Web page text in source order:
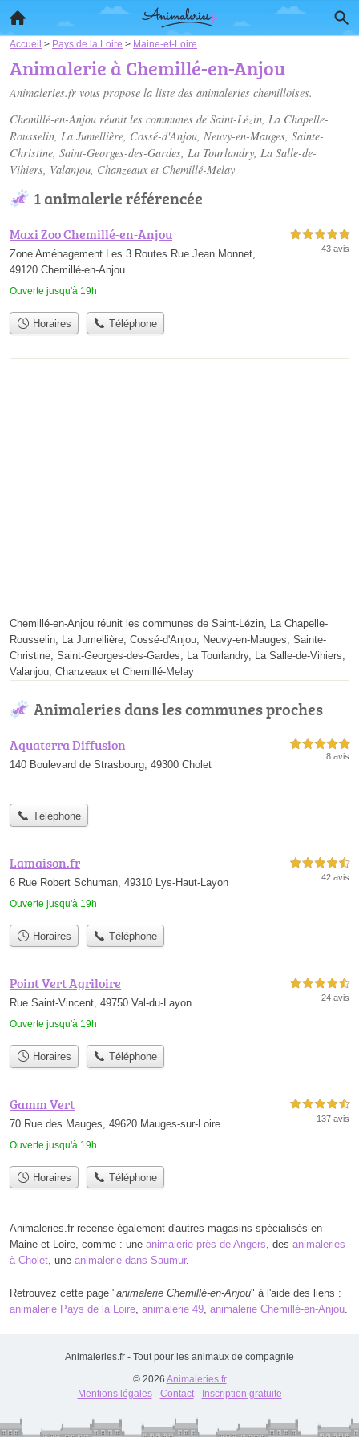
Accueil > Pays de la Loire > Maine-et-Loire
Animalerie à Chemillé-en-Anjou
Animaleries.fr vous propose la liste des animaleries chemilloises.
Chemillé-en-Anjou réunit les communes de Saint-Lézin, La Chapelle-
Rousselin, La Jumellière, Cossé-d'Anjou, Neuvy-en-Mauges, Sainte-
Christine, Saint-Georges-des-Gardes, La Tourlandry, La Salle-de-
Vihiers, Valanjou, Chanzeaux et Chemillé-Melay
1 animalerie référencée
Maxi Zoo Chemillé-en-Anjou
Zone Aménagement Les 3 Routes Rue Jean Monnet,
49120 Chemillé-en-Anjou
Ouverte jusqu'à 19h
5,0 étoiles sur 5
43 avis
Horaires Téléphone
Chemillé-en-Anjou réunit les communes de Saint-Lézin, La Chapelle-
Rousselin, La Jumellière, Cossé-d'Anjou, Neuvy-en-Mauges, Sainte-
Christine, Saint-Georges-des-Gardes, La Tourlandry, La Salle-de-Vihiers,
Valanjou, Chanzeaux et Chemillé-Melay
Animaleries dans les communes proches
Aquaterra Diffusion
140 Boulevard de Strasbourg, 49300 Cholet
5,0 étoiles sur 5
8 avis
Téléphone
Lamaison.fr
6 Rue Robert Schuman, 49310 Lys-Haut-Layon
Ouverte jusqu'à 19h
4,5 étoiles sur 5
42 avis
Horaires Téléphone
Point Vert Agriloire
Rue Saint-Vincent, 49750 Val-du-Layon
Ouverte jusqu'à 19h
4,5 étoiles sur 5
24 avis
Horaires Téléphone
Gamm Vert
70 Rue des Mauges, 49620 Mauges-sur-Loire
Ouverte jusqu'à 19h
4,5 étoiles sur 5
137 avis
Horaires Téléphone
Animaleries.fr recense également d'autres magasins spécialisés en
Maine-et-Loire, comme : une animalerie près de Angers , des animaleries
à Cholet , une animalerie dans Saumur.
Retrouvez cette page "animalerie Chemillé-en-Anjou" à l'aide des liens :
animalerie Pays de la Loire animalerie 49 animalerie Chemillé-en-Anjou
Animaleries.fr - Tout pour les animaux de compagnie
© 2026 Animaleries.fr
Mentions légales- Contact- Inscription gratuite